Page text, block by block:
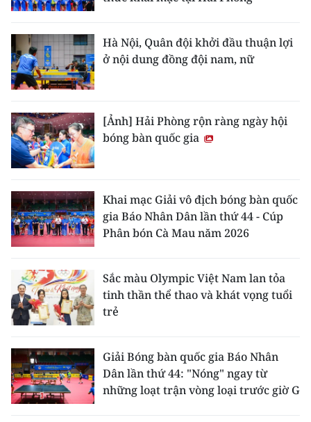
Hà Nội, Quân đội khởi đầu thuận lợi
ở nội dung đồng đội nam, nữ
[Ảnh] Hải Phòng rộn ràng ngày hội
bóng bàn quốc gia
Khai mạc Giải vô địch bóng bàn quốc
gia Báo Nhân Dân lần thứ 44 - Cúp
Phân bón Cà Mau năm 2026
Sắc màu Olympic Việt Nam lan tỏa
tinh thần thể thao và khát vọng tuổi
trẻ
Giải Bóng bàn quốc gia Báo Nhân
Dân lần thứ 44: "Nóng" ngay từ
những loạt trận vòng loại trước giờ G